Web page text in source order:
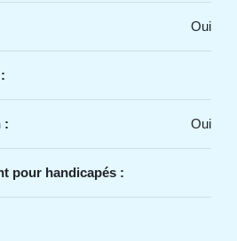
Oui
: Oui
pour handicapés :